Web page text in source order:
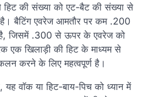
हिट की संख्या को एट-बैट की संख्या से
है। बैटिंग एवरेज आमतौर पर कम .200
जिसमें .300 से ऊपर के एवरेज को
एक खिलाड़ी की हिट के माध्यम से
करने के लिए महत्वपूर्ण है।
यह वॉक या हिट-बाय-पिच को ध्यान में